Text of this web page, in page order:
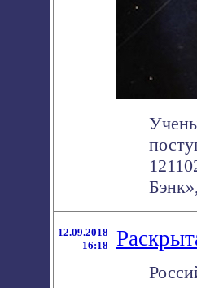
12.09.2018
16:18